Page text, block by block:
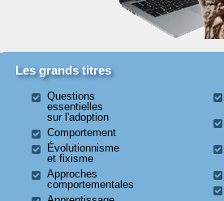
Les grands titres
Questions
essentielles
sur l'adoption
Comportement
Évolutionnisme
et fixisme
Approches
comportementales